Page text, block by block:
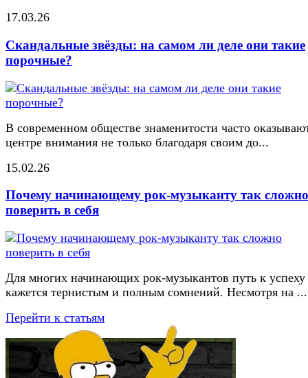
17.03.26
Скандальные звёзды: на самом ли деле они такие
порочные?
В современном обществе знаменитости часто
центре внимания не только благодаря своим до...
15.02.26
Почему начинающему рок-музыканту так сложно
поверить в себя
Для многих начинающих рок-музыкантов путь к успеху
кажется тернистым и полным сомнений. Несмотря на ...
Перейти к статьям